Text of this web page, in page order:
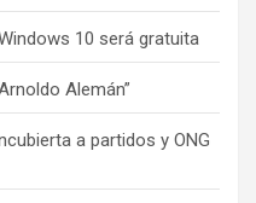
10 será gratuita
Alemán”
a partidos y ONG